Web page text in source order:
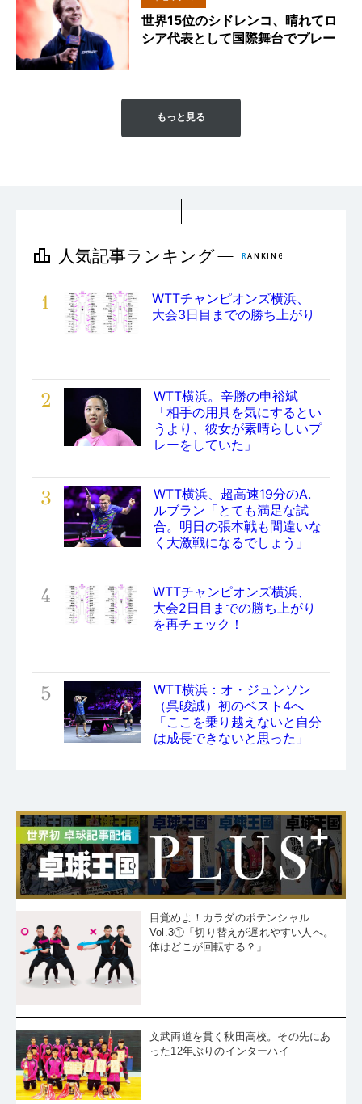
世界15位のシドレンコ、晴れてロ
シア代表として国際舞台でプレー
もっと見る
1
WTTチャンピオンズ横浜、
大会3日目までの勝ち上がり
2
WTT横浜。辛勝の申裕斌
「相手の用具を気にするとい
うより、彼女が素晴らしいプ
レーをしていた」
3
WTT横浜、超高速19分のA.
ルブラン「とても満足な試
合。明日の張本戦も間違いな
く大激戦になるでしょう」
4
WTTチャンピオンズ横浜、
大会2日目までの勝ち上がり
を再チェック！
5
WTT横浜：オ・ジュンソン
（呉晙誠）初のベスト4へ
「ここを乗り越えないと自分
は成長できないと思った」
目覚めよ！カラダのポテンシャル
Vol.3①「切り替えが遅れやすい人へ。
体はどこが回転する？」
文武両道を貫く秋田高校。その先にあ
った12年ぶりのインターハイ